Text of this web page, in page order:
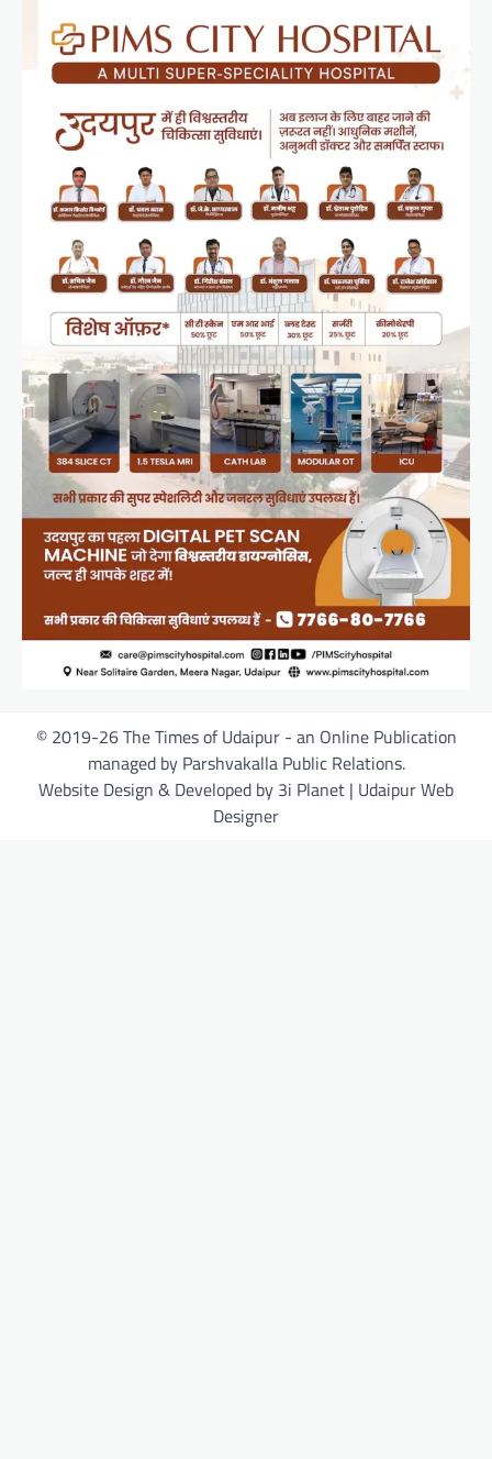
© 2019-26 The Times of Udaipur - an Online Publication
managed by Parshvakalla Public Relations.
Website Design & Developed by 3i Planet | Udaipur Web
Designer